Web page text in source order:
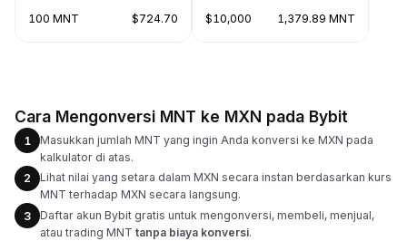
100 MNT $724.70 $10,000 1,379.89 MNT
Cara Mengonversi MNT ke MXN pada Bybit
1
Masukkan jumlah MNT yang ingin Anda konversi ke MXN pada
kalkulator di atas.
2
Lihat nilai yang setara dalam MXN secara instan berdasarkan kurs
MNT terhadap MXN secara langsung.
3
Daftar akun Bybit gratis untuk mengonversi, membeli, menjual,
atau trading MNT tanpa biaya konversi.